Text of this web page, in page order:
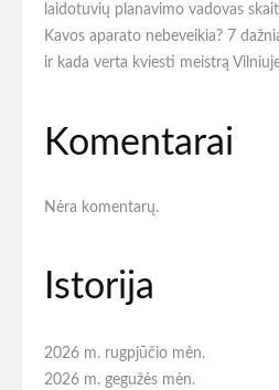
laidotuvių planavimo vadovas
Kavos aparato nebeveikia? 7
ir kada verta kviesti meistrą
Komentarai
Nėra komentarų.
Istorija
2026 m. rugpjūčio mėn.
2026 m. gegužės mėn.